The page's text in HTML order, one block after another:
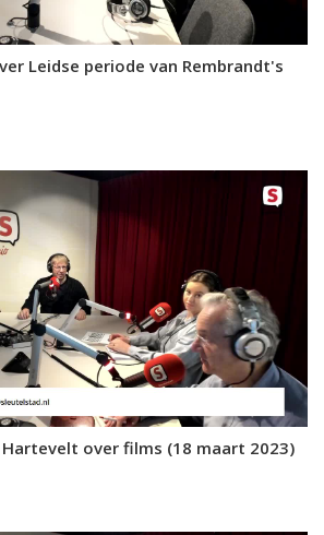
Leidse periode van Rembrandt's
Hartevelt over films (18 maart 2023)